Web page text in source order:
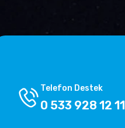
Telefon Destek
0 533 928 12 11